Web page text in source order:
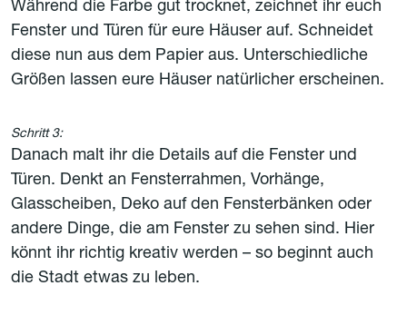
Während die Farbe gut trocknet, zeichnet ihr euch
Fenster und Türen für eure Häuser auf. Schneidet
diese nun aus dem Papier aus. Unterschiedliche
Größen lassen eure Häuser natürlicher erscheinen.
Schritt 3:
Danach malt ihr die Details auf die Fenster und
Türen. Denkt an Fensterrahmen, Vorhänge,
Glasscheiben, Deko auf den Fensterbänken oder
andere Dinge, die am Fenster zu sehen sind. Hier
könnt ihr richtig kreativ werden – so beginnt auch
die Stadt etwas zu leben.